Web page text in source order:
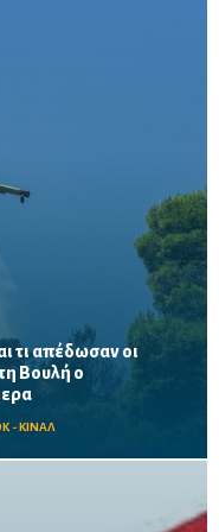
τι απέδωσαν οι
Βουλή ο
- ΚΙΝΑΛ
από
και AntiNero,
ε...